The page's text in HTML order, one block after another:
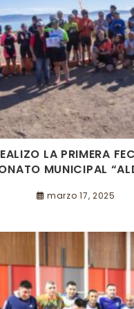
LA PRIMERA
MUNICIPAL
marzo 17, 2025